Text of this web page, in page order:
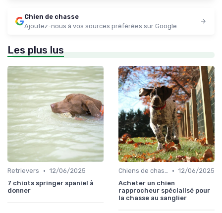
Chien de chasse
Ajoutez-nous à vos sources préférées sur Google
Les plus lus
Retrievers • 12/06/2025
7 chiots springer spaniel à
donner
Chiens de chasse au sanglier • 12/06/2025
Acheter un chien
rapprocheur spécialisé pour
la chasse au sanglier